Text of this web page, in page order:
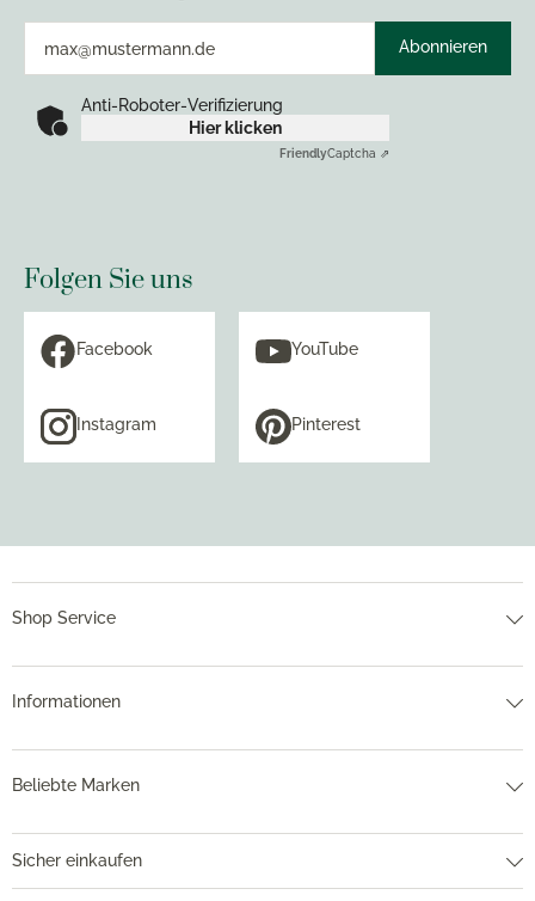
Abonnieren
Anti-Roboter-Verifizierung
Hier klicken
FriendlyCaptcha ⇗
Folgen Sie uns
Facebook YouTube
Instagram Pinterest
Shop Service
Informationen
Beliebte Marken
Sicher einkaufen